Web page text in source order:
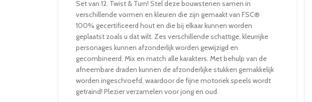
Set van 12. Twist & Turn! Stel deze bouwstenen samen in
verschillende vormen en kleuren die zijn gemaakt van FSC®
100% gecertificeerd hout en die bij elkaar kunnen worden
geplaatst zoals u dat wilt. Zes verschillende schattige, kleurrijke
personages kunnen afzonderlijk worden gewijzigd en
gecombineerd. Mix en match alle karakters. Met behulp van de
afneembare draden kunnen de afzonderlijke stukken gemakkelijk
worden ingeschroefd, waardoor de fijne motoriek speels wordt
getraind! Plezier verzamelen voor jong en oud.